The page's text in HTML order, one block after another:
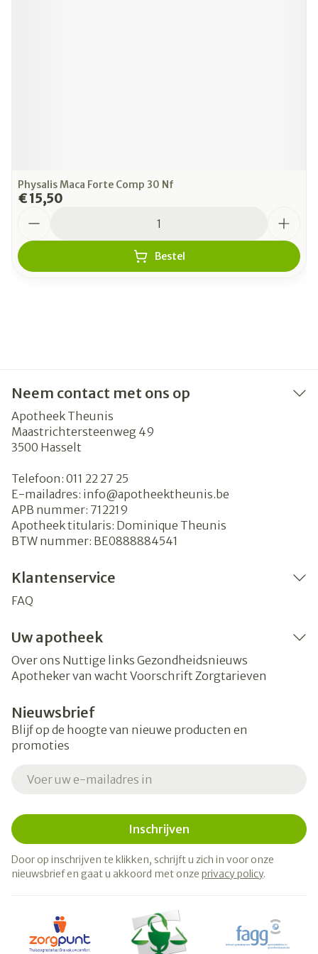
Physalis Maca Forte Comp 30 Nf
€ 15,50
Bestel
Neem contact met ons op
Apotheek Theunis
Maastrichtersteenweg 49
3500 Hasselt
Telefoon: 011 22 27 25
E-mailadres: info@apotheektheunis.be
APB nummer: 712219
Apotheek titularis: Dominique Theunis
BTW nummer: BE0888884541
Klantenservice
FAQ
Uw apotheek
Over ons Nuttige links Gezondheidsnieuws
Apotheker van wacht Voorschrift Zorgtarieven
Nieuwsbrief
Blijf op de hoogte van nieuwe producten en
promoties
Inschrijven
Door op inschrijven te klikken, schrijft u zich in voor onze
nieuwsbrief en gaat u akkoord met onze privacy policy.